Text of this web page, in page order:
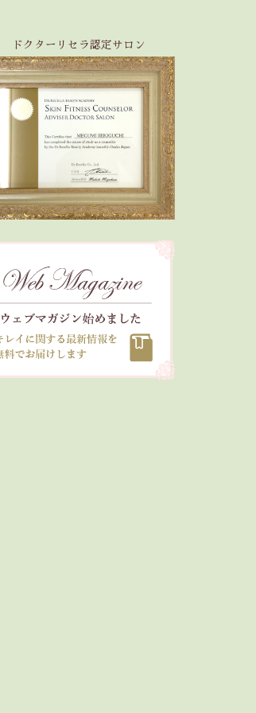
ドクターリセラ認定サロン